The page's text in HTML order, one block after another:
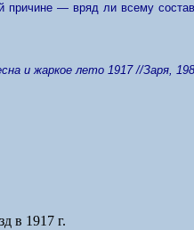
причине — вряд ли всему
и жаркое лето 1917 //Заря,
в 1917 г.